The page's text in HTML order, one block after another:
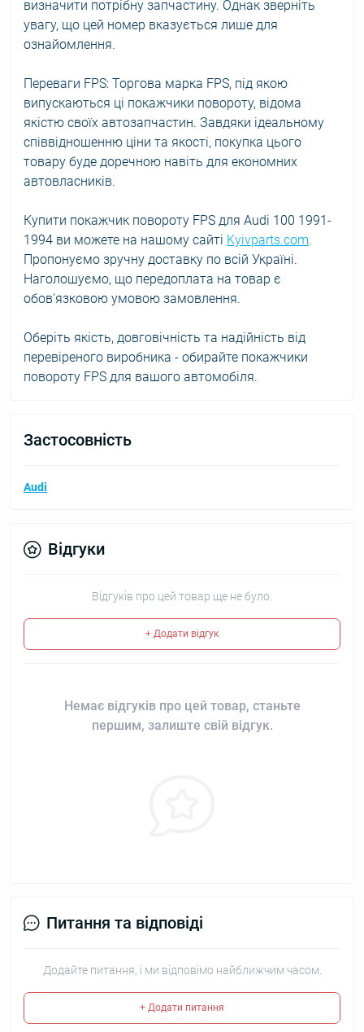
визначити потрібну запчастину. Однак зверніть
увагу, що цей номер вказується лише для
ознайомлення.
Переваги FPS: Торгова марка FPS, під якою
випускаються ці покажчики повороту, відома
якістю своїх автозапчастин. Завдяки ідеальному
співвідношенню ціни та якості, покупка цього
товару буде доречною навіть для економних
автовласників.
Купити покажчик повороту FPS для Audi 100 1991-
1994 ви можете на нашому сайті Kyivparts.com.
Пропонуємо зручну доставку по всій Україні.
Наголошуємо, що передоплата на товар є
обов'язковою умовою замовлення.
Оберіть якість, довговічність та надійність від
перевіреного виробника - обирайте покажчики
повороту FPS для вашого автомобіля.
Застосовність
Audi
Відгуки
Відгуків про цей товар ще не було.
+ Додати відгук
Немає відгуків про цей товар, станьте
першим, залиште свій відгук.
Питання та відповіді
Додайте питання, і ми відповімо найближчим часом.
+ Додати питання